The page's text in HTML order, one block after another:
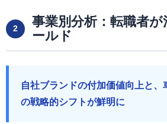
2
事業別分析：転職者
ールド
自社ブランドの付加価値向上と、
の戦略的シフトが鮮明に